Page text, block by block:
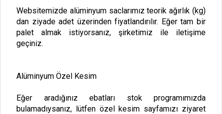
Websitemizde alüminyum saclarımız teorik ağırlık (kg)
dan ziyade adet üzerinden fiyatlandırılır. Eğer tam bir
palet almak istiyorsanız, şirketimiz ile iletişime
geçiniz.
Alüminyum Özel Kesim
Eğer aradığınız ebatları stok programımızda
bulamadıysanız, lütfen özel kesim sayfamızı ziyaret